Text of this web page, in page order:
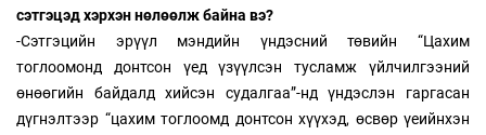
сэтгэцэд хэрхэн нөлөөлж байна вэ?
-Сэтгэцийн эрүүл мэндийн үндэсний төвийн “Цахим
тоглоомонд донтсон үед үзүүлсэн тусламж үйлчилгээний
өнөөгийн байдалд хийсэн судалгаа”-нд үндэслэн гаргасан
дүгнэлтээр “цахим тоглоомд донтсон хүүхэд, өсвөр үеийнхэн